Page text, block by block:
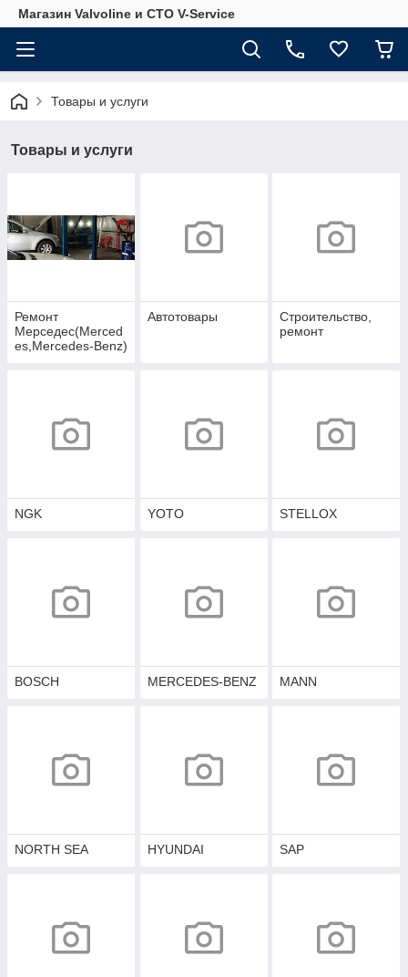
Магазин Valvoline и СТО V-Service
Товары и услуги
Товары и услуги
Ремонт
Мерседес(Merced
es,Mercedes-Benz)
Автотовары
Строительство,
ремонт
NGK YOTO STELLOX
BOSCH MERCEDES-BENZ MANN
NORTH SEA HYUNDAI SAP